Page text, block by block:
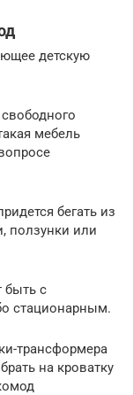
детскую
мебель
бегать из
ползунки или
быть с
стационарным.
трансформера
на кроватку